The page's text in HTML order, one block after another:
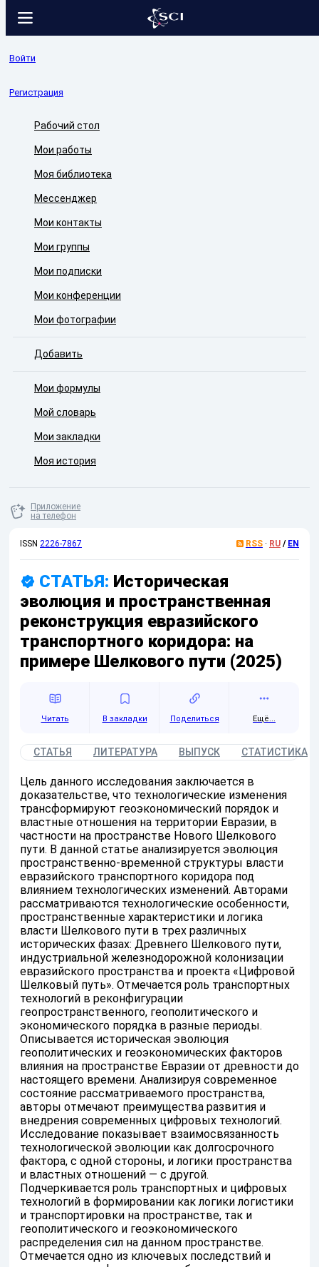
Войти
Регистрация
Рабочий стол
Мои работы
Моя библиотека
Мессенджер
Мои контакты
Мои группы
Мои подписки
Мои конференции
Мои фотографии
Добавить
Мои формулы
Мой словарь
Мои закладки
Моя история
Приложение
на телефон
ISSN 2226-7867 RSS · RU / EN
СТАТЬЯ: Историческая
эволюция и пространственная
реконструкция евразийского
транспортного коридора: на
примере Шелкового пути (2025)
Читать Поделиться Ещё...
СТАТЬЯ ЛИТЕРАТУРА ВЫПУСК СТАТИСТИКА
Цель данного исследования заключается в
доказательстве, что технологические изменения
трансформируют геоэкономический порядок и
властные отношения на территории Евразии, в
частности на пространстве Нового Шелкового
пути. В данной статье анализируется эволюция
пространственно-временной структуры власти
евразийского транспортного коридора под
влиянием технологических изменений. Авторами
рассматриваются технологические особенности,
пространственные характеристики и логика
власти Шелкового пути в трех различных
исторических фазах: Древнего Шелкового пути,
индустриальной железнодорожной колонизации
евразийского пространства и проекта «Цифровой
Шелковый путь». Отмечается роль транспортных
технологий в реконфигурации
геопространственного, геополитического и
экономического порядка в разные периоды.
Описывается историческая эволюция
геополитических и геоэкономических факторов
влияния на пространстве Евразии от древности до
настоящего времени. Анализируя современное
состояние рассматриваемого пространства,
авторы отмечают преимущества развития и
внедрения современных цифровых технологий.
Исследование показывает взаимосвязанность
технологической эволюции как долгосрочного
фактора, с одной стороны, и логики пространства
и властных отношений — с другой.
Подчеркивается роль транспортных и цифровых
технологий в формировании как логики логистики
и транспортировки на пространстве, так и
геополитического и геоэкономического
распределения сил на данном пространстве.
Отмечается одно из ключевых последствий и